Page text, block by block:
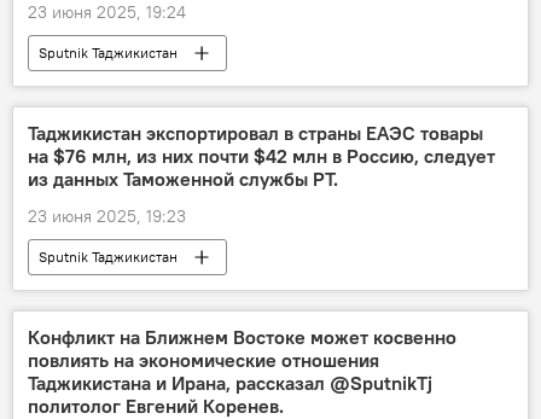
23 июня 2025, 19:24
Sputnik Таджикистан
Таджикистан экспортировал в страны ЕАЭС товары
на $76 млн, из них почти $42 млн в Россию, следует
из данных Таможенной службы РТ.
23 июня 2025, 19:23
Sputnik Таджикистан
Конфликт на Ближнем Востоке может косвенно
повлиять на экономические отношения
Таджикистана и Ирана, рассказал @SputnikTj
политолог Евгений Коренев.